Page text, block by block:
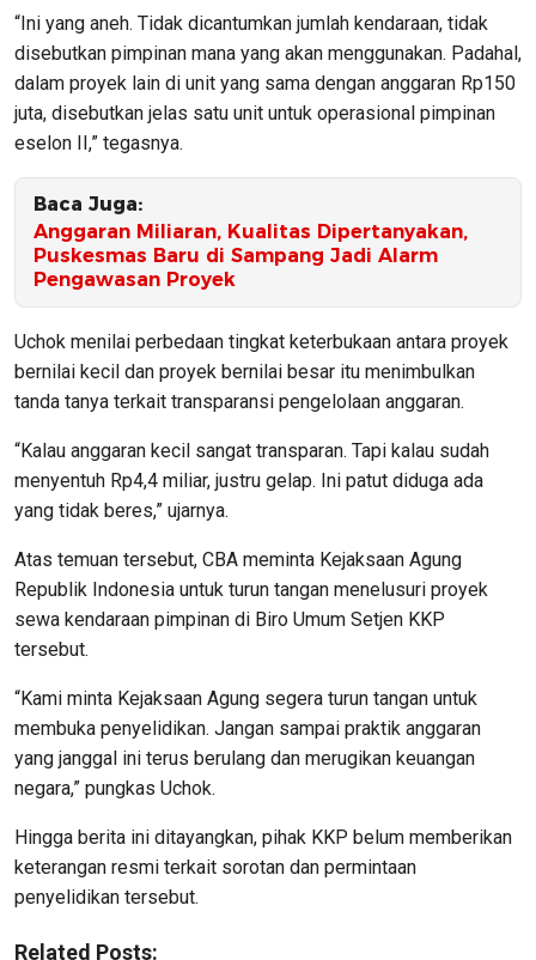
“Ini yang aneh. Tidak dicantumkan jumlah kendaraan, tidak
disebutkan pimpinan mana yang akan menggunakan. Padahal,
dalam proyek lain di unit yang sama dengan anggaran Rp150
juta, disebutkan jelas satu unit untuk operasional pimpinan
eselon II,” tegasnya.
Baca Juga:
Anggaran Miliaran, Kualitas Dipertanyakan,
Puskesmas Baru di Sampang Jadi Alarm
Pengawasan Proyek
Uchok menilai perbedaan tingkat keterbukaan antara proyek
bernilai kecil dan proyek bernilai besar itu menimbulkan
tanda tanya terkait transparansi pengelolaan anggaran.
“Kalau anggaran kecil sangat transparan. Tapi kalau sudah
menyentuh Rp4,4 miliar, justru gelap. Ini patut diduga ada
yang tidak beres,” ujarnya.
Atas temuan tersebut, CBA meminta Kejaksaan Agung
Republik Indonesia untuk turun tangan menelusuri proyek
sewa kendaraan pimpinan di Biro Umum Setjen KKP
tersebut.
“Kami minta Kejaksaan Agung segera turun tangan untuk
membuka penyelidikan. Jangan sampai praktik anggaran
yang janggal ini terus berulang dan merugikan keuangan
negara,” pungkas Uchok.
Hingga berita ini ditayangkan, pihak KKP belum memberikan
keterangan resmi terkait sorotan dan permintaan
penyelidikan tersebut.
Related Posts: